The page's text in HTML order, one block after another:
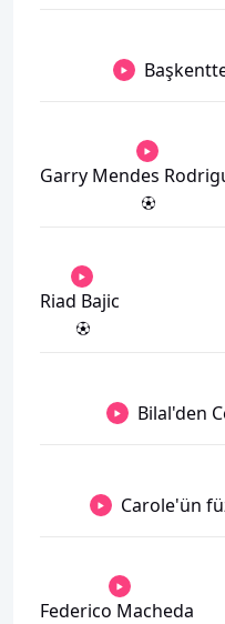
Garry Mendes
Riad Bajic
Bilal'den
Carole'ün
Federico Macheda